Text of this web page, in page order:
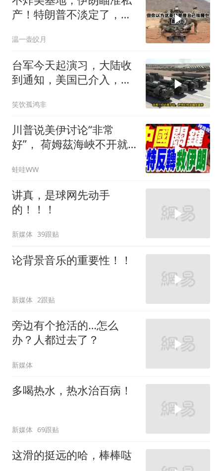
产！特朗普不淡定了，被
温一壶皎月
台军今天起演习，大陆收
到通知，美国已介入，日
笑饮孤鸿非
川普说美伊讨论“非常
好”， 荷姆茲海峽不开就
谢寒冰｜辣晚报20260805
蛙哇WW
讲真，是球网先动手
的！！！
新媒体 39跟贴
论背景音乐的重要性！！
新媒体 2跟贴
旁边有个抢活的…怎么
办？人都过去了？
新媒体
多喝热水，热水治百病！
新媒体 69跟贴
这滑的挺远的哈，棒棒哒